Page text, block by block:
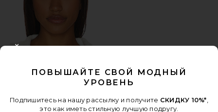
ПОВЫШАЙТЕ СВОЙ МОДНЫЙ
УРОВЕНЬ
Подпишитесь на нашу рассылку и получите СКИДКУ 10%*
это как иметь стильную лучшую подругу.